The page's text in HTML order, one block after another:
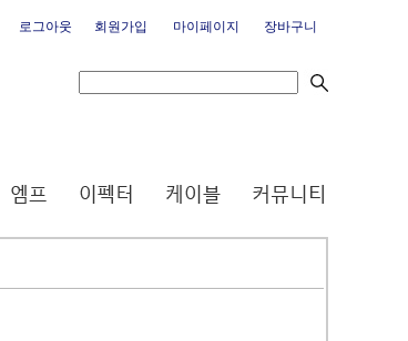
로그아웃 회원가입 마이페이지 장바구니